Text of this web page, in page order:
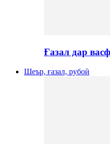
Ғазал дар
Шеър, ғазал, рубоӣ